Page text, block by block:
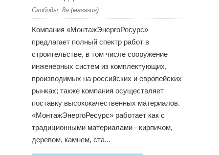
Свободы, 8а (магазин)
Компания «МонтажЭнергоРесурс»
предлагает полный спектр работ в
строительстве, в том числе сооружение
инженерных систем из комплектующих,
производимых на российских и европейских
рынках; также компания осуществляет
поставку высококачественных материалов.
«МонтажЭнергоРесурс» работает как с
традиционными материалами - кирпичом,
деревом, камнем, ста...